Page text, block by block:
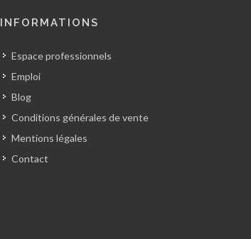
INFORMATIONS
Espace professionnels
Emploi
Blog
Conditions générales de vente
Mentions légales
Contact